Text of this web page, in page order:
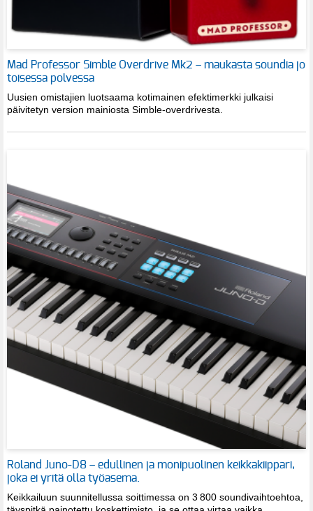
Mad Professor Simble Overdrive Mk2 – maukasta soundia jo
toisessa polvessa
Uusien omistajien luotsaama kotimainen efektimerkki julkaisi
päivitetyn version mainiosta Simble-overdrivesta.
Roland Juno-D8 – edullinen ja monipuolinen keikkakiippari,
joka ei yritä olla työasema.
Keikkailuun suunnitellussa soittimessa on 3 800 soundivaihtoehtoa,